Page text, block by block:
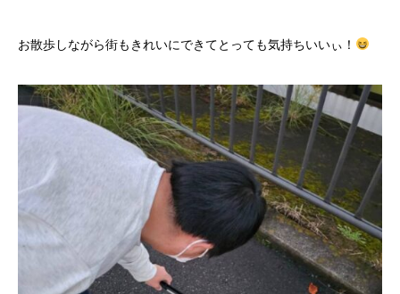
お散歩しながら街もきれいにできてとっても気持ちいいぃ！